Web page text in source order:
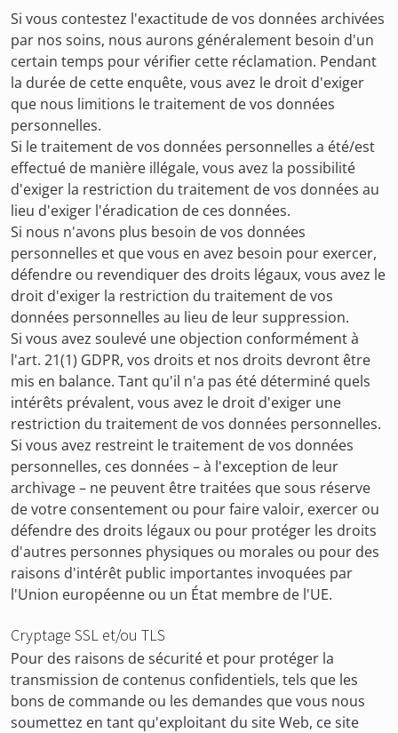
Si vous contestez l'exactitude de vos données archivées
par nos soins, nous aurons généralement besoin d'un
certain temps pour vérifier cette réclamation. Pendant
la durée de cette enquête, vous avez le droit d'exiger
que nous limitions le traitement de vos données
personnelles.
Si le traitement de vos données personnelles a été/est
effectué de manière illégale, vous avez la possibilité
d'exiger la restriction du traitement de vos données au
lieu d'exiger l'éradication de ces données.
Si nous n'avons plus besoin de vos données
personnelles et que vous en avez besoin pour exercer,
défendre ou revendiquer des droits légaux, vous avez le
droit d'exiger la restriction du traitement de vos
données personnelles au lieu de leur suppression.
Si vous avez soulevé une objection conformément à
l'art. 21(1) GDPR, vos droits et nos droits devront être
mis en balance. Tant qu'il n'a pas été déterminé quels
intérêts prévalent, vous avez le droit d'exiger une
restriction du traitement de vos données personnelles.
Si vous avez restreint le traitement de vos données
personnelles, ces données – à l'exception de leur
archivage – ne peuvent être traitées que sous réserve
de votre consentement ou pour faire valoir, exercer ou
défendre des droits légaux ou pour protéger les droits
d'autres personnes physiques ou morales ou pour des
raisons d'intérêt public importantes invoquées par
l'Union européenne ou un État membre de l'UE.
Cryptage SSL et/ou TLS
Pour des raisons de sécurité et pour protéger la
transmission de contenus confidentiels, tels que les
bons de commande ou les demandes que vous nous
soumettez en tant qu'exploitant du site Web, ce site